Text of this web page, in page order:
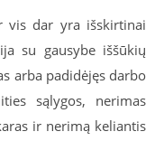
vis dar yra išskirtinai
su gausybe iššūkių
arba padidėjęs darbo
sąlygos, nerimas
ir nerimą keliantis